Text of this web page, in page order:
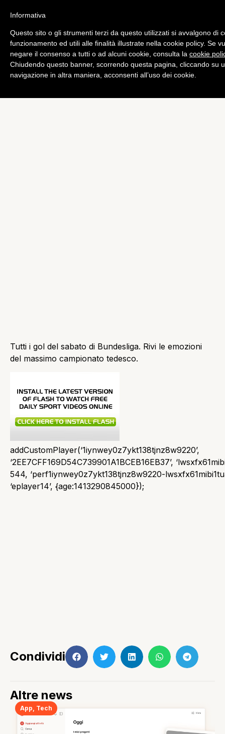
Bundesliga
VIDEO – I gol del sabato di
Bundesliga
Tutti i gol del sabato di Bundesliga. Rivi le emozioni
del massimo campionato tedesco.
addCustomPlayer(‘1iynwey0z7ykt138tjnz8w9220’,
‘2EE7CFF169D54C739901A1BCEB16EB37’,
544, ‘perf1iynwey0z7ykt138tjnz8w9220-
‘eplayer14’, {age:1413290845000});
Condividi
Altre news
App Tech
Informativa
Questo sito o gli strumenti terzi da questo utilizzati si avvalgono di
funzionamento ed utili alle finalità illustrate nella cookie policy. Se
negare il consenso a tutti o ad alcuni cookie, consulta la cookie
Chiudendo questo banner, scorrendo questa pagina, cliccando su
navigazione in altra maniera, acconsenti all’uso dei cookie.